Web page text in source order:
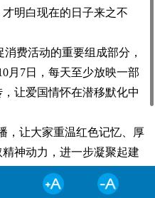
明白现在的日子来之不
消费活动的重要组成部分，
月7日，每天至少放映一部
让爱国情怀在潜移默化中
，让大家重温红色记忆、厚
神动力，进一步凝聚起建
开区产业发展局工作人员严